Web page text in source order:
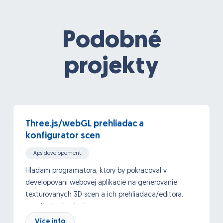
Podobné
projekty
Three.js/webGL prehliadac a
konfigurator scen
Aps developement
Hladam programatora, ktory by pokracoval v
developovani webovej aplikacie na generovanie
texturovanych 3D scen a ich prehliadaca/editora.